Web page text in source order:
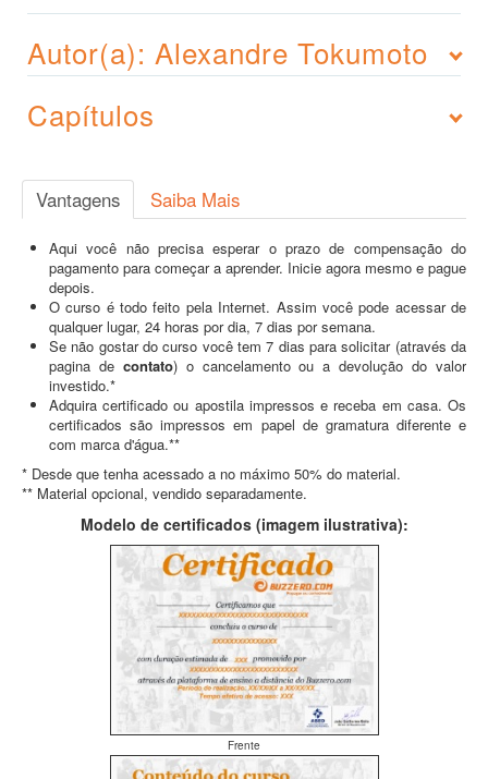
Autor(a): Alexandre Tokumoto
Capítulos
Vantagens Saiba Mais
Aqui você não precisa esperar o prazo de compensação do
pagamento para começar a aprender. Inicie agora mesmo e pague
depois.
O curso é todo feito pela Internet. Assim você pode acessar de
qualquer lugar, 24 horas por dia, 7 dias por semana.
Se não gostar do curso você tem 7 dias para solicitar (através da
pagina de contato) o cancelamento ou a devolução do valor
investido.*
Adquira certificado ou apostila impressos e receba em casa. Os
certificados são impressos em papel de gramatura diferente e
com marca d'água.**
* Desde que tenha acessado a no máximo 50% do material.
** Material opcional, vendido separadamente.
Modelo de certificados (imagem ilustrativa):
Frente